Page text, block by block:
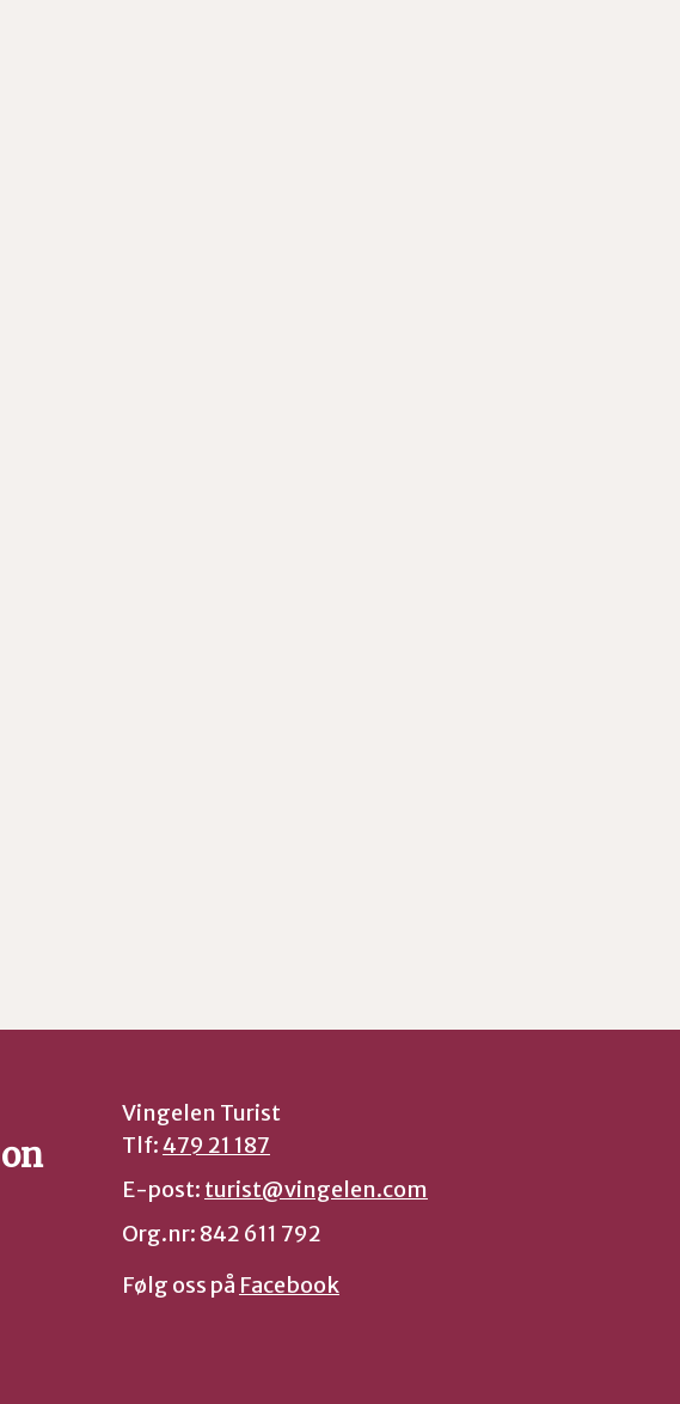
Vingelen Turist
Tlf:479 21 187
E-post: turist@vingelen.com
Org.nr: 842 611 792
Følg oss på Facebook